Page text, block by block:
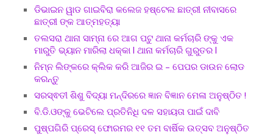
ଡିଭାଇନ ୱାଡ ଗାଇବିରା କଲେଜ ହଷ୍ଟେଲ ଛାତ୍ରୀ ନୀବାସରେ
ଛାତ୍ରୀ ଙ୍କ ଆତ୍ମହତ୍ୟା
ତଲସରା ଥାନା ସାମ୍ନା ରେ ଆଗ ପଟୁ ଥାନା କର୍ମଚାରି ଙ୍କୁ ଏକ
ମାରୁତି ଭ୍ୟାନ ମାରିଲା ଧକ୍କା l ଥାନା କର୍ମଚାରି ଗୁରୁତର l
ନିମ୍ନ ଲିଙ୍କରେ କ୍ଲିକ କରି ଆଜିର ଇ – ପେପର ଡାଉନ ଲୋଡ
କରନ୍ତୁ
ସରସ୍ଵତୀ ଶିଶୁ ବିଦ୍ୟା ମନ୍ଦିରରେ ଜ୍ଞାନ ବିଜ୍ଞାନ ମେଳା ଅନୁଷ୍ଠିତ !
ବି.ଡି.ଓଙ୍କୁ ଭେଟିଲେ ପ୍ରତିନିଧି ଦଳ ସହାୟତା ପାଇଁ ଦାବି
ପୁଷ୍ପଗିରି ପ୍ରେସ୍ ଫୋରମର ୧୧ ତମ ବାର୍ଷିକ ଉତ୍ସବ ଅନୁଷ୍ଠିତ